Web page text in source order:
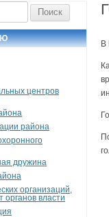
центров
района
дружина
организаций,
органов власти
В